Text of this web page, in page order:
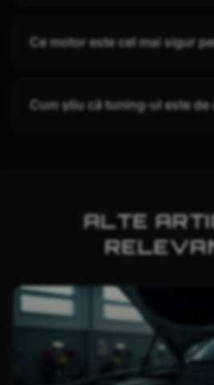
Ce motor este cel mai sigur
Cum știu că tuning-ul este de
ALTE